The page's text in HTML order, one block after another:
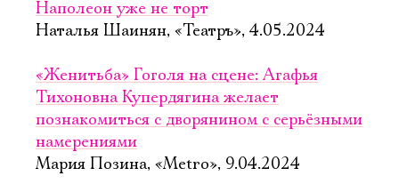
Наполеон уже не торт
Наталья Шаинян, «Театръ», 4.05.2024
«Женитьба» Гоголя на сцене: Агафья
Тихоновна Купердягина желает
познакомиться с дворянином с серьёзными
намерениями
Мария Позина, «Metro», 9.04.2024